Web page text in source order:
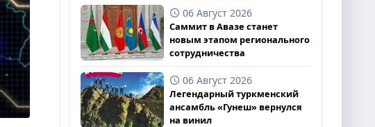
06 Август 2026
Саммит в Авазе станет
новым этапом регионального
сотрудничества
06 Август 2026
Легендарный туркменский
ансамбль «Гунеш» вернулся
на винил